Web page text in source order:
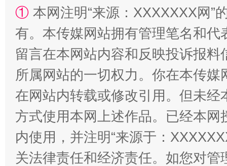
解纷+调解+退费，一次搞定
① 本网注明“来源：XXXXXXX网”
有。本传媒网站拥有管理笔名和
留言在本网站内容和反映投诉报
所属网站的一切权力。你在本传
在网站内转载或修改引用。但未
方式使用本网上述作品。已经本
内使用，并注明“来源于：
关法律责任和经济责任。如您对